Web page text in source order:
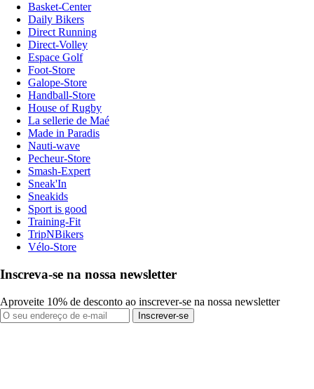
Basket-Center
Daily Bikers
Direct Running
Direct-Volley
Espace Golf
Foot-Store
Galope-Store
Handball-Store
House of Rugby
La sellerie de Maé
Made in Paradis
Nauti-wave
Pecheur-Store
Smash-Expert
Sneak'In
Sneakids
Sport is good
Training-Fit
TripNBikers
Vélo-Store
Inscreva-se na nossa newsletter
Aproveite 10% de desconto ao inscrever-se na nossa newsletter
Inscrever-se